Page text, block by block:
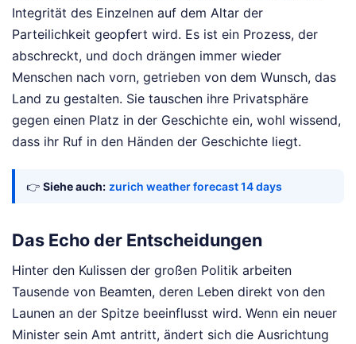
Integrität des Einzelnen auf dem Altar der
Parteilichkeit geopfert wird. Es ist ein Prozess, der
abschreckt, und doch drängen immer wieder
Menschen nach vorn, getrieben von dem Wunsch, das
Land zu gestalten. Sie tauschen ihre Privatsphäre
gegen einen Platz in der Geschichte ein, wohl wissend,
dass ihr Ruf in den Händen der Geschichte liegt.
👉 Siehe auch: zurich weather forecast 14 days
Das Echo der Entscheidungen
Hinter den Kulissen der großen Politik arbeiten
Tausende von Beamten, deren Leben direkt von den
Launen an der Spitze beeinflusst wird. Wenn ein neuer
Minister sein Amt antritt, ändert sich die Ausrichtung